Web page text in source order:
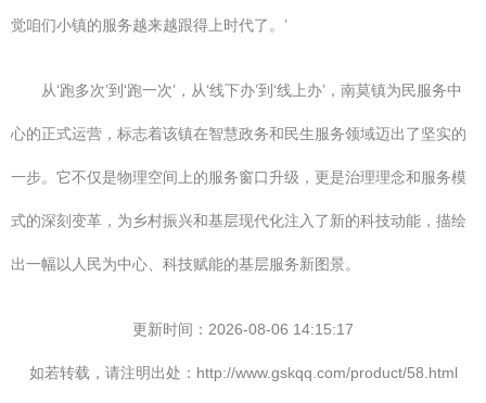
觉咱们小镇的服务越来越跟得上时代了。’
从‘跑多次’到‘跑一次’，从‘线下办’到‘线上办’，南莫镇为民服务中
心的正式运营，标志着该镇在智慧政务和民生服务领域迈出了坚实的
一步。它不仅是物理空间上的服务窗口升级，更是治理理念和服务模
式的深刻变革，为乡村振兴和基层现代化注入了新的科技动能，描绘
出一幅以人民为中心、科技赋能的基层服务新图景。
更新时间：2026-08-06 14:15:17
如若转载，请注明出处：http://www.gskqq.com/product/58.html